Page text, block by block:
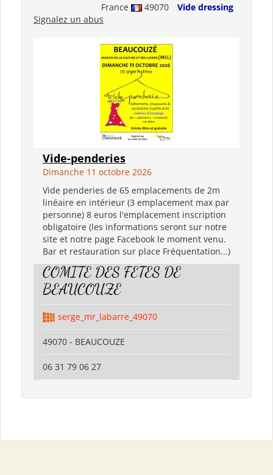
France 49070
Vide dressing
Signalez un abus
Vide-penderies
Dimanche 11 octobre 2026
Vide penderies de 65 emplacements de 2m
linéaire en intérieur (3 emplacement max par
personne) 8 euros l'emplacement inscription
obligatoire (les informations seront sur notre
site et notre page Facebook le moment venu.
Bar et restauration sur place Fréquentation...)
COMITE DES FETES DE
BEAUCOUZE
serge_mr_labarre_49070
49070 - BEAUCOUZE
06 31 79 06 27